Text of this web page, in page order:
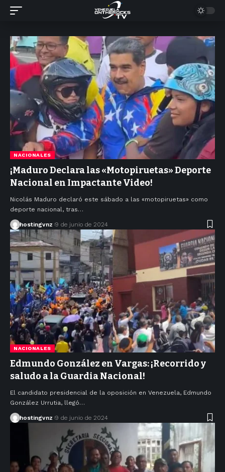
NACIONALES
¡Maduro Declara las «Motopiruetas» Deporte
Nacional en Impactante Video!
Nicolás Maduro declaró este sábado a las «motopiruetas» como
deporte nacional, tras…
hostingvnz 9 de junio de 2024
NACIONALES
Edmundo González en Vargas: ¡Recorrido y
saludo a la Guardia Nacional!
El candidato presidencial de la oposición en Venezuela, Edmundo
González Urrutia, llegó…
hostingvnz 9 de junio de 2024